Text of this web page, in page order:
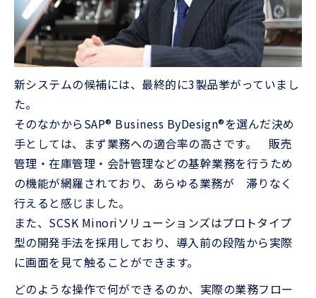
新システムの候補には、最終的に3製品挙がっていまし
た。
そのなかからSAP® Business ByDesign®を選んだ決め
手としては、まず業務への適合率の高さです。 販売
管理・在庫管理・会計管理などの基幹業務を行うため
の機能が網羅されており、あらゆる業務が 滞りなく
行えると感じました。
また、SCSK Minoriソリューションズはプロトタイプ
型の開発手法を採用しており、導入前の段階から実際
に画面を見て触ることができます。
どのような操作で何ができるのか、実際の業務フロー